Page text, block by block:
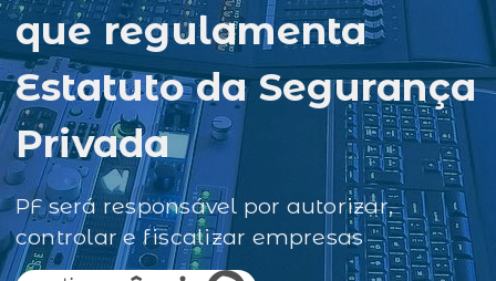
que regulamenta
Estatuto da Segurança
Privada
PF será responsável por autorizar,
controlar e fiscalizar empresas